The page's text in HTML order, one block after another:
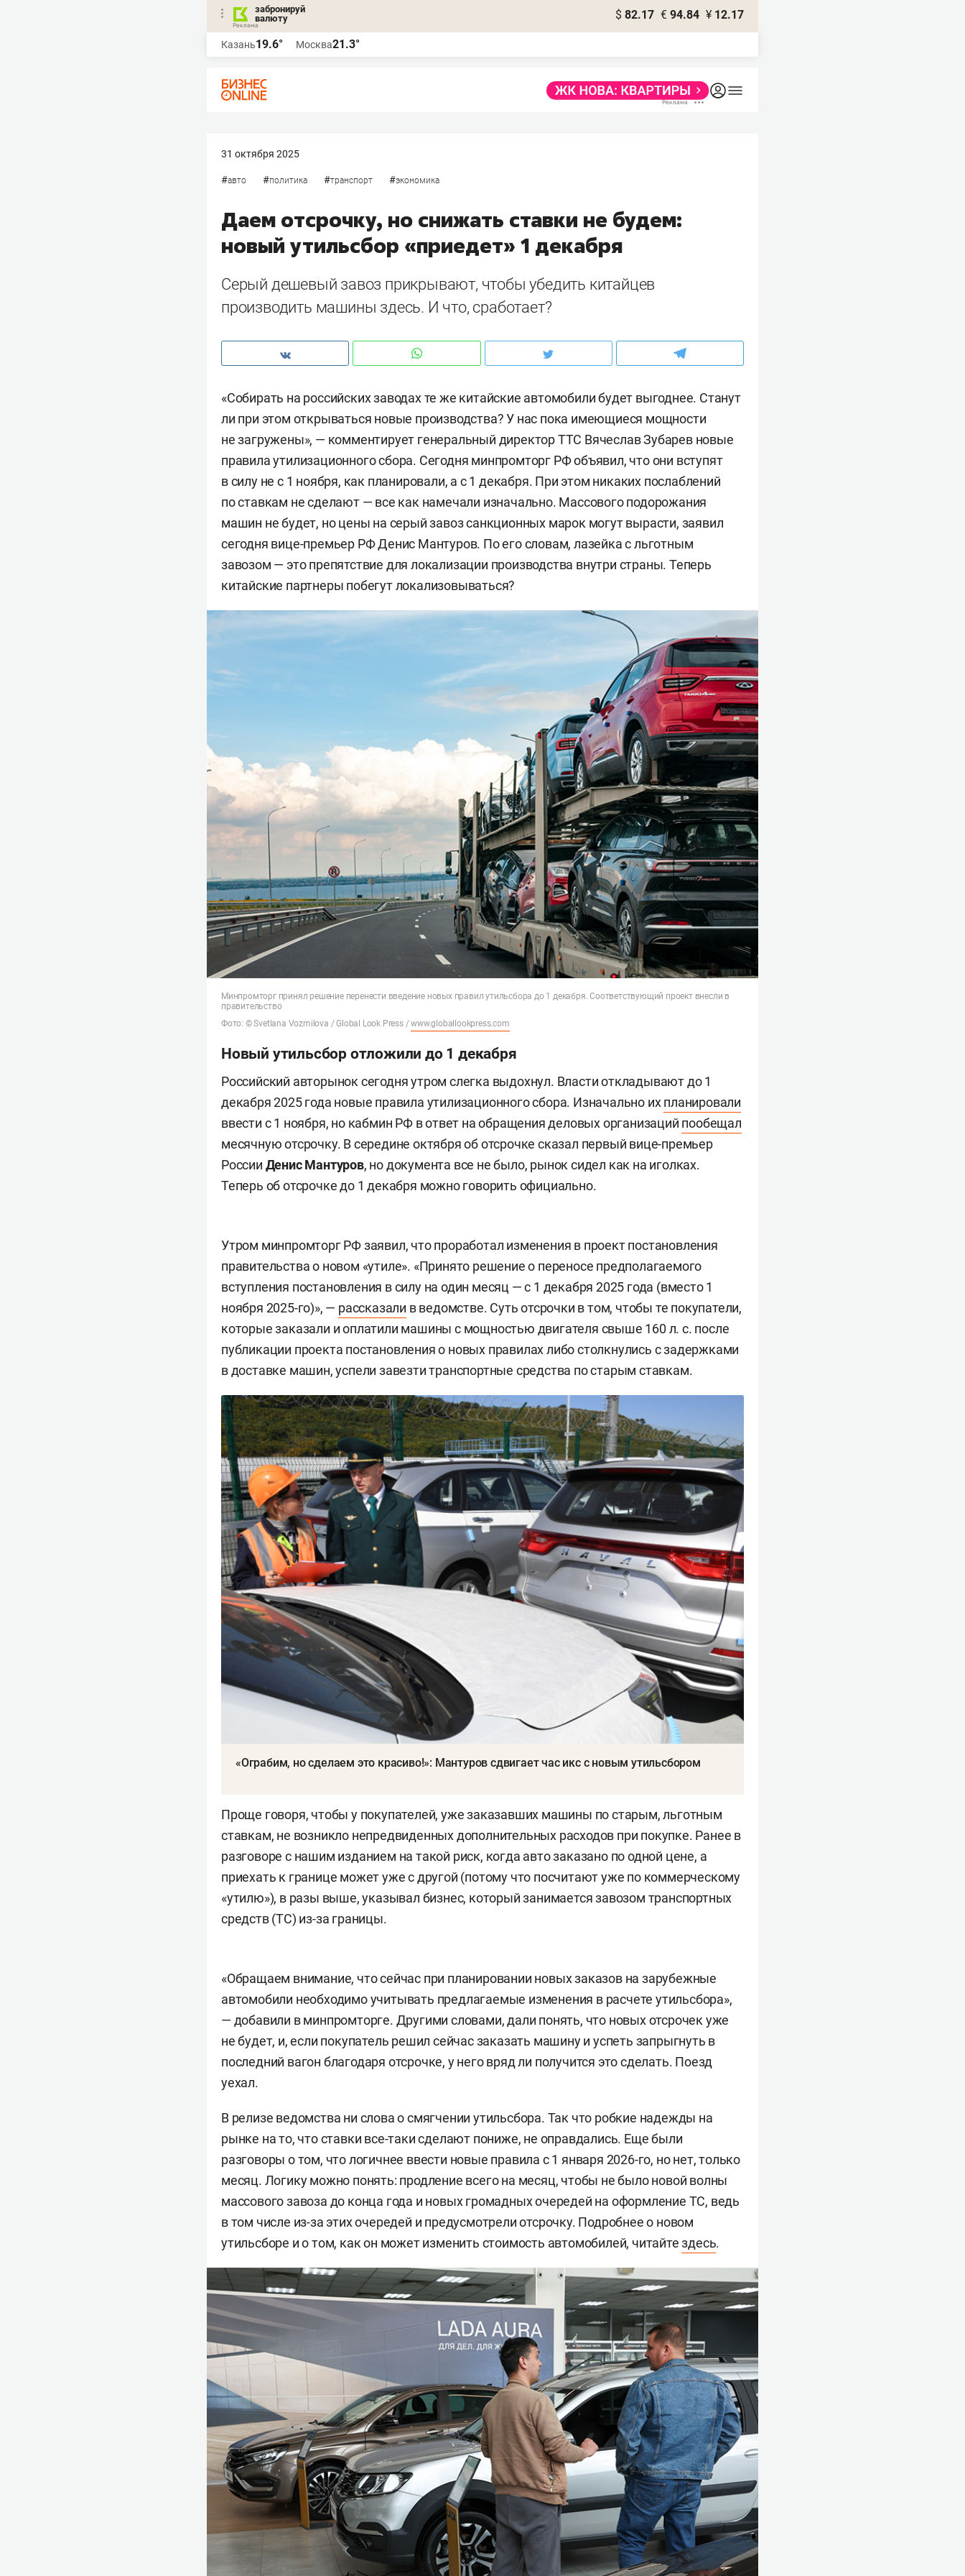
забронируй
валюту
$ 82.17 € 94.84 ¥ 12.17
Казань19.6° Москва21.3°
31 октября 2025
#авто #политика #транспорт #экономика
Даем отсрочку, но снижать ставки не будем:
новый утильсбор «приедет» 1 декабря
Серый дешевый завоз прикрывают, чтобы убедить китайцев
производить машины здесь. И что, сработает?
«Собирать на российских заводах те же китайские автомобили будет выгоднее. Станут
ли при этом открываться новые производства? У нас пока имеющиеся мощности
не загружены», — комментирует генеральный директор ТТС Вячеслав Зубарев новые
правила утилизационного сбора. Сегодня минпромторг РФ объявил, что они вступят
в силу не с 1 ноября, как планировали, а с 1 декабря. При этом никаких послаблений
по ставкам не сделают — все как намечали изначально. Массового подорожания
машин не будет, но цены на серый завоз санкционных марок могут вырасти, заявил
сегодня вице-премьер РФ Денис Мантуров. По его словам, лазейка с льготным
завозом — это препятствие для локализации производства внутри страны. Теперь
китайские партнеры побегут локализовываться?
Минпромторг принял решение перенести введение новых правил утильсбора до 1 декабря. Соответствующий проект внесли в
правительство
Фото: © Svetlana Vozmilova / Global Look Press /www.globallookpress.com
Новый утильсбор отложили до 1 декабря
Российский авторынок сегодня утром слегка выдохнул. Власти откладывают до 1
декабря 2025 года новые правила утилизационного сбора. Изначально ихпланировали
ввести с 1 ноября, но кабмин РФ в ответ на обращения деловых организаций пообещал
месячную отсрочку. В середине октября об отсрочке сказал первый вице-премьер
России Денис Мантуров, но документа все не было, рынок сидел как на иголках.
Теперь об отсрочке до 1 декабря можно говорить официально.
Утром минпромторг РФ заявил, что проработал изменения в проект постановления
правительства о новом «утиле». «Принято решение о переносе предполагаемого
вступления постановления в силу на один месяц — с 1 декабря 2025 года (вместо 1
ноября 2025-го)», — рассказали в ведомстве. Суть отсрочки в том, чтобы те покупатели,
которые заказали и оплатили машины с мощностью двигателя свыше 160 л. с. после
публикации проекта постановления о новых правилах либо столкнулись с задержками
в доставке машин, успели завезти транспортные средства по старым ставкам.
«Ограбим, но сделаем это красиво!»: Мантуров сдвигает час икс с новым утильсбором
Проще говоря, чтобы у покупателей, уже заказавших машины по старым, льготным
ставкам, не возникло непредвиденных дополнительных расходов при покупке. Ранее в
разговоре с нашим изданием на такой риск, когда авто заказано по одной цене, а
приехать к границе может уже с другой (потому что посчитают уже по коммерческому
«утилю»), в разы выше, указывал бизнес, который занимается завозом транспортных
средств (ТС) из-за границы.
«Обращаем внимание, что сейчас при планировании новых заказов на зарубежные
автомобили необходимо учитывать предлагаемые изменения в расчете утильсбора»,
— добавили в минпромторге. Другими словами, дали понять, что новых отсрочек уже
не будет, и, если покупатель решил сейчас заказать машину и успеть запрыгнуть в
последний вагон благодаря отсрочке, у него вряд ли получится это сделать. Поезд
уехал.
В релизе ведомства ни слова о смягчении утильсбора. Так что робкие надежды на
рынке на то, что ставки все-таки сделают пониже, не оправдались. Еще были
разговоры о том, что логичнее ввести новые правила с 1 января 2026-го, но нет, только
месяц. Логику можно понять: продление всего на месяц, чтобы не было новой волны
массового завоза до конца года и новых громадных очередей на оформление ТС, ведь
в том числе из-за этих очередей и предусмотрели отсрочку. Подробнее о новом
утильсборе и о том, как он может изменить стоимость автомобилей, читайтездесь.